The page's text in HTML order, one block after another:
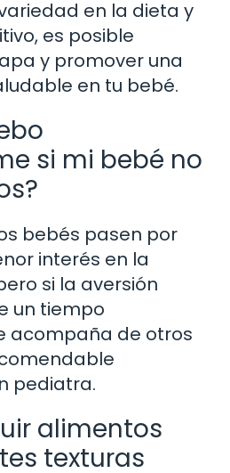
en la dieta y
es posible
y promover una
en tu bebé.
si mi bebé no
bebés pasen por
interés en la
si la aversión
un tiempo
acompaña de otros
pediatra.
alimentos
texturas